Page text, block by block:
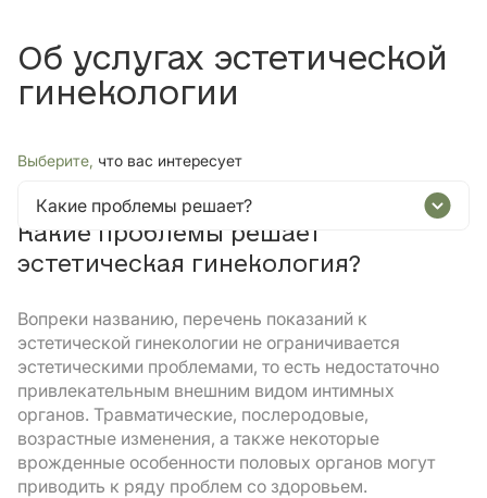
Об услугах эстетической
гинекологии
Выберите, что вас интересует
Какие проблемы решает?
Какие проблемы решает
эстетическая гинекология?
Вопреки названию, перечень показаний к
эстетической гинекологии не ограничивается
эстетическими проблемами, то есть недостаточно
привлекательным внешним видом интимных
органов. Травматические, послеродовые,
возрастные изменения, а также некоторые
врожденные особенности половых органов могут
приводить к ряду проблем со здоровьем.